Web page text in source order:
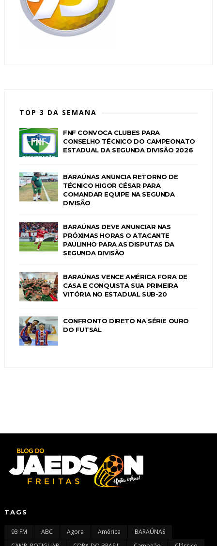
TOP 3 DA SEMANA
FNF CONVOCA CLUBES PARA
CONSELHO TÉCNICO DO CAMPEONATO
ESTADUAL DA SEGUNDA DIVISÃO 2026
BARAÚNAS ANUNCIA RETORNO DE
TÉCNICO HIGOR CÉSAR PARA
COMANDAR EQUIPE NA SEGUNDA
DIVISÃO
BARAÚNAS DEVE ANUNCIAR NAS
PRÓXIMAS HORAS O ATACANTE
PAULINHO PARA AS DISPUTAS DA
SEGUNDA DIVISÃO
BARAÚNAS VENCE AMÉRICA FORA DE
CASA E CONQUISTA SUA PRIMEIRA
VITÓRIA NO ESTADUAL SUB-20
CONFRONTO DIRETO NA SÉRIE OURO
DO FUTSAL
TAGS
93 FM ABC Agora América
BARAÚNAS